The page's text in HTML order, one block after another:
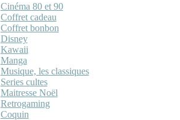
Cinéma 80 et 90
Coffret cadeau
Coffret bonbon
Disney
Kawaii
Manga
Musique, les classiques
Series cultes
Maitresse Noël
Retrogaming
Coquin